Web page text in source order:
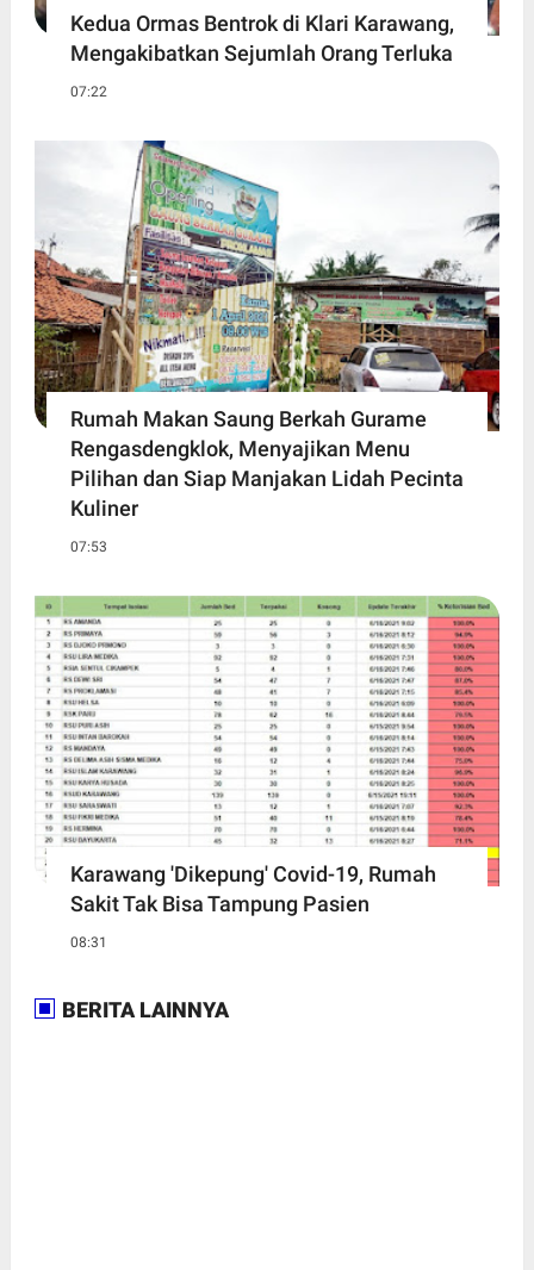
Kedua Ormas Bentrok di Klari Karawang,
Mengakibatkan Sejumlah Orang Terluka
07:22
Rumah Makan Saung Berkah Gurame
Rengasdengklok, Menyajikan Menu
Pilihan dan Siap Manjakan Lidah Pecinta
Kuliner
07:53
Karawang 'Dikepung' Covid-19, Rumah
Sakit Tak Bisa Tampung Pasien
08:31
BERITA LAINNYA